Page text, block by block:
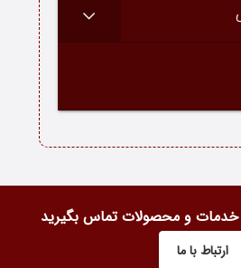
و محصولات تماس بگیرید
ارتباط با ما